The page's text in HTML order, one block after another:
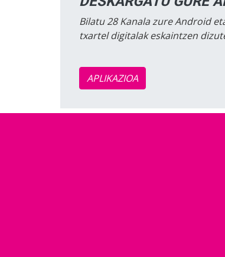
Bilatu 28 Kanala zure Android
txartel digitalak eskaintzen
APLIKAZIOA